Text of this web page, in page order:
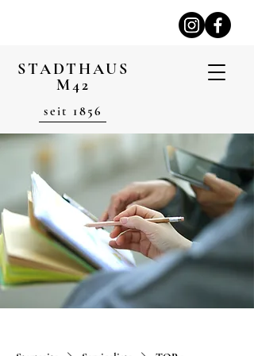
STADTHAUS
M42
seit 1856